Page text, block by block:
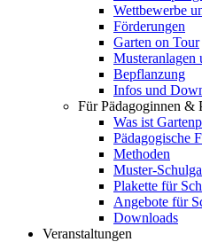
Wettbewerbe
Förderungen
Garten on Tour
Musteranlagen
Bepflanzung
Infos und
Für Pädagoginnen &
Was ist
Pädagogische
Methoden
Muster-
Plakette für
Angebote für
Downloads
Veranstaltungen